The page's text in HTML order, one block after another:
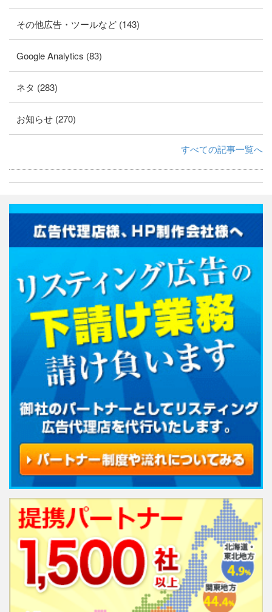
その他広告・ツールなど (143)
Google Analytics (83)
ネタ (283)
お知らせ (270)
すべての記事一覧へ